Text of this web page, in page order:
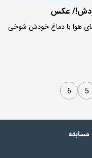
خودش!/ عکس
هوا با دماغ خودش شوخی
5
6
مسابقه